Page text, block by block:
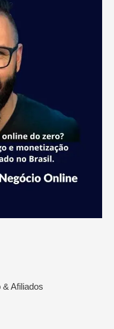
Afiliados